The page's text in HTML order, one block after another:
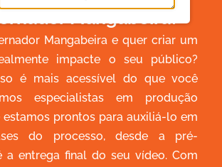
Mangabeira?
Mangabeira e quer criar um
impacte o seu público?
é mais acessível do que você
especialistas em produção
prontos para auxiliá-lo em
do processo, desde a pré-
a entrega final do seu vídeo. Com